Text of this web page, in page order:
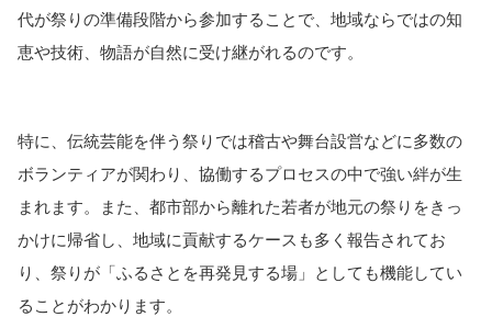
代が祭りの準備段階から参加することで、地域ならではの知
恵や技術、物語が自然に受け継がれるのです。
特に、伝統芸能を伴う祭りでは稽古や舞台設営などに多数の
ボランティアが関わり、協働するプロセスの中で強い絆が生
まれます。また、都市部から離れた若者が地元の祭りをきっ
かけに帰省し、地域に貢献するケースも多く報告されてお
り、祭りが「ふるさとを再発見する場」としても機能してい
ることがわかります。